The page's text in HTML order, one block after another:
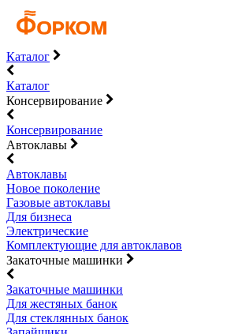
Каталог
Каталог
Консервирование
Консервирование
Автоклавы
Автоклавы
Новое поколение
Газовые автоклавы
Для бизнеса
Электрические
Комплектующие для автоклавов
Закаточные машинки
Закаточные машинки
Для жестяных банок
Для стеклянных банок